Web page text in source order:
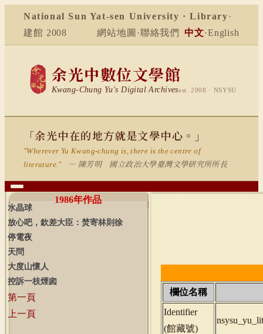
National Sun Yat-sen University · Library ·
建館 2008
網站地圖 ·聯絡我們 中文·English
余光中數位文學館
Kwang-Chung Yu's Digital Archivesest. 2008 · NSYSU
「余光中在的地方就是文學中心。」
"Wherever Yu Kwang-chung is, there is the centre of
literature."
— 陳芳明 國立政治大學臺灣文學研究所所長
1986年作品
水晶球
放心吧，欽差大臣：焚寄林則徐
停電夜
天問
大度山懷人
控訴一枝煙囪
第一頁
上一頁
欄位名稱
Identifier
(館藏號)